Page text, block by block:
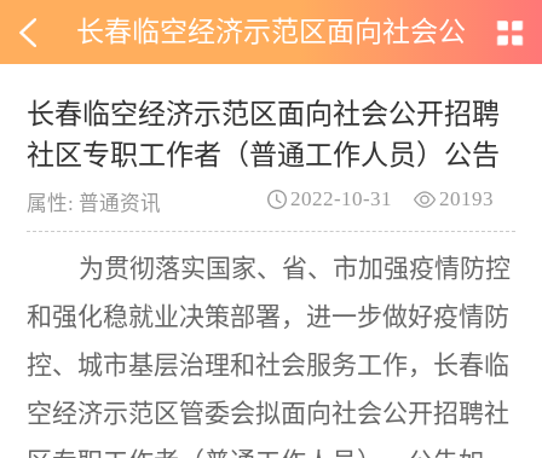
长春临空经济示范区面向社会公
开招聘社区专职工作者（普通工
作人员）公告
长春临空经济示范区面向社会公开招聘
社区专职工作者（普通工作人员）公告
属性: 普通资讯 20193
2022-10-31
为贯彻落实国家、省、市加强疫情防控
和强化稳就业决策部署，进一步做好疫情防
控、城市基层治理和社会服务工作，长春临
空经济示范区管委会拟面向社会公开招聘社